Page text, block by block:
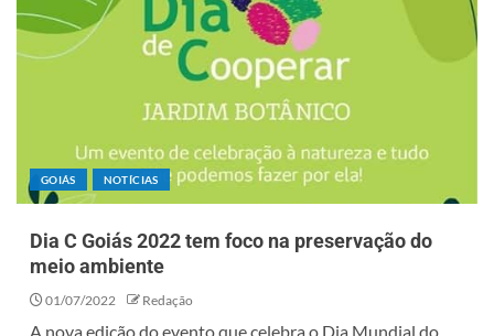
GOIÁS NOTÍCIAS
Dia C Goiás 2022 tem foco na preservação do
meio ambiente
01/07/2022 Redação
A nova edição do evento que celebra o Dia Mundial do